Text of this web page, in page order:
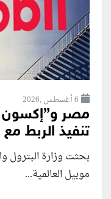
6 أغسطس ,2026
مصر و”إكسون
تنفيذ الربط
بحثت وزارة البترول
موبيل العالمية...